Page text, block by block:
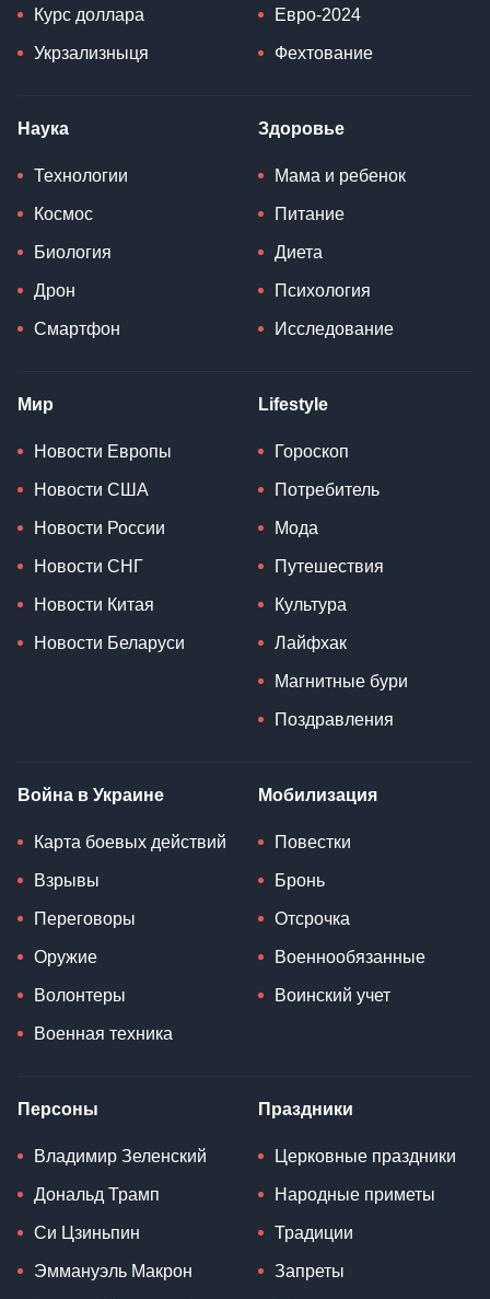
Курс доллара
Укрзализныця
Евро-2024
Фехтование
Наука
Технологии
Космос
Биология
Дрон
Смартфон
Здоровье
Мама и ребенок
Питание
Диета
Психология
Исследование
Мир
Новости Европы
Новости США
Новости России
Новости СНГ
Новости Китая
Новости Беларуси
Lifestyle
Гороскоп
Потребитель
Мода
Путешествия
Культура
Лайфхак
Магнитные бури
Поздравления
Война в Украине
Карта боевых действий
Взрывы
Переговоры
Оружие
Волонтеры
Военная техника
Мобилизация
Повестки
Бронь
Отсрочка
Военнообязанные
Воинский учет
Персоны
Владимир Зеленский
Дональд Трамп
Си Цзиньпин
Эммануэль Макрон
Праздники
Церковные праздники
Народные приметы
Традиции
Запреты